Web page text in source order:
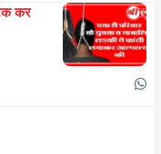
कर